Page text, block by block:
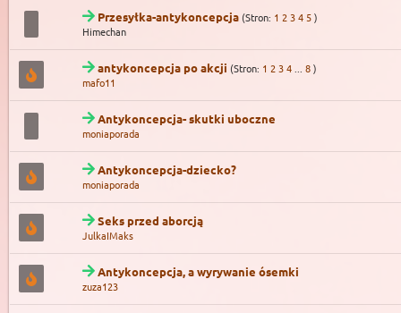
Przesyłka-antykoncepcja(Stron: 1 2 34 5)
Himechan
antykoncepcja po akcji (Stron: 1 2 34 8)
mafo11
Antykoncepcja- skutki uboczne
moniaporada
Antykoncepcja-dziecko?
moniaporada
Seks przed aborcją
JulkaIMaks
Antykoncepcja, a wyrywanie ósemki
zuza123